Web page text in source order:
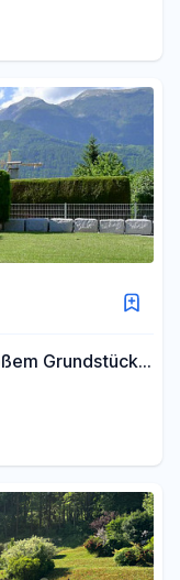
Grundstück